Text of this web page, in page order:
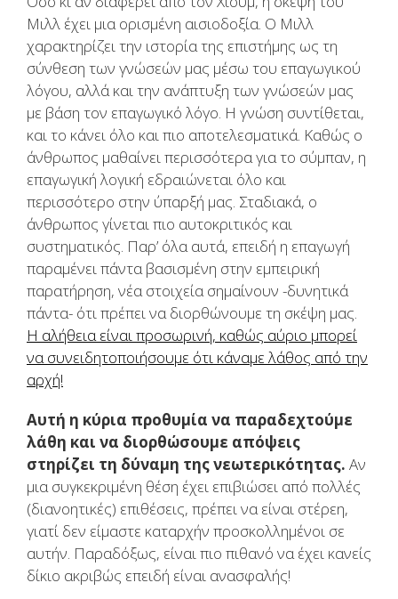
Μιλλ έχει μια ορισμένη αισιοδοξία. Ο Μιλλ
χαρακτηρίζει την ιστορία της επιστήμης ως τη
σύνθεση των γνώσεών μας μέσω του επαγωγικού
λόγου, αλλά και την ανάπτυξη των γνώσεών μας
με βάση τον επαγωγικό λόγο. Η γνώση συντίθεται,
και το κάνει όλο και πιο αποτελεσματικά. Καθώς ο
άνθρωπος μαθαίνει περισσότερα για το σύμπαν, η
επαγωγική λογική εδραιώνεται όλο και
περισσότερο στην ύπαρξή μας. Σταδιακά, ο
άνθρωπος γίνεται πιο αυτοκριτικός και
συστηματικός. Παρ’ όλα αυτά, επειδή η επαγωγή
παραμένει πάντα βασισμένη στην εμπειρική
παρατήρηση, νέα στοιχεία σημαίνουν -δυνητικά
πάντα- ότι πρέπει να διορθώνουμε τη σκέψη μας.
Η αλήθεια είναι προσωρινή, καθώς αύριο μπορεί
να συνειδητοποιήσουμε ότι κάναμε λάθος από την
αρχή!
Αυτή η κύρια προθυμία να παραδεχτούμε
λάθη και να διορθώσουμε απόψεις
στηρίζει τη δύναμη της νεωτερικότητας. Αν
μια συγκεκριμένη θέση έχει επιβιώσει από πολλές
(διανοητικές) επιθέσεις, πρέπει να είναι στέρεη,
γιατί δεν είμαστε καταρχήν προσκολλημένοι σε
αυτήν. Παραδόξως, είναι πιο πιθανό να έχει κανείς
δίκιο ακριβώς επειδή είναι ανασφαλής!